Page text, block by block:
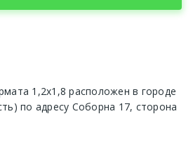
1,2х1,8 расположен в городе
по адресу Соборна 17, сторона